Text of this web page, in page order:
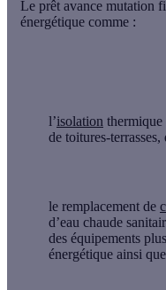
Le prêt avance mutation
énergétique comme :
l’isolation thermique
de toitures-terrasses,
le remplacement de
d’eau chaude
des équipements
énergétique ainsi